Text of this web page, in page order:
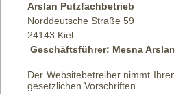
Arslan Putzfachbetrieb
Norddeutsche Straße 59
24143 Kiel
Geschäftsführer: Mesna Arslan
Der Websitebetreiber nimmt
gesetzlichen Vorschriften.